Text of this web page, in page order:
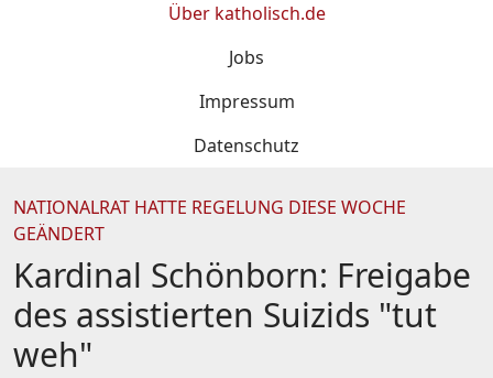
Über katholisch.de
Jobs
Impressum
Datenschutz
NATIONALRAT HATTE REGELUNG DIESE WOCHE
GEÄNDERT
Kardinal Schönborn: Freigabe
des assistierten Suizids "tut
weh"